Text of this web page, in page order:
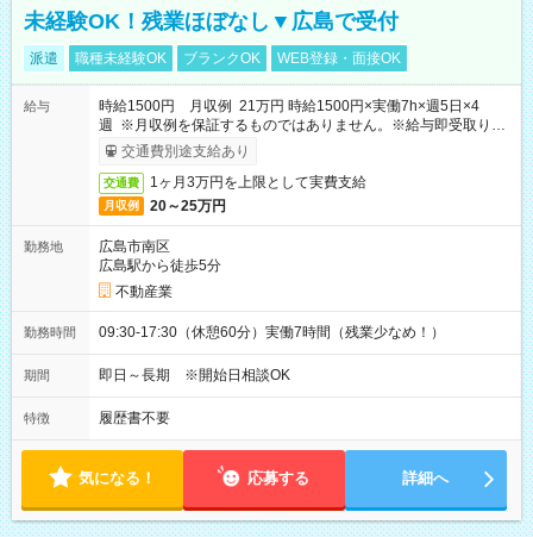
未経験OK！残業ほぼなし▼広島で受付
派遣 職種未経験OK ブランクOK WEB登録・面接OK
給与
時給1500円 月収例 21万円 時給1500円×実働7h×週5日×4
週 ※月収例を保証するものではありません。※給与即受取りサ
ービス利用可（利用条件有）
交通費別途支給あり
交通費 1ヶ月3万円を上限として実費支給
月収例 20～25万円
勤務地
広島市南区
広島駅から徒歩5分
不動産業
勤務時間 09:30-17:30（休憩60分）実働7時間（残業少なめ！）
期間 即日～長期 ※開始日相談OK
特徴 履歴書不要
気になる！ 応募する 詳細へ